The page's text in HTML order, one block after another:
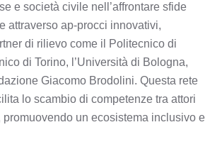
e società civile nell’affrontare sfide
attraverso ap-procci innovativi,
di rilievo come il Politecnico di
di Torino, l’Università di Bologna,
Giacomo Brodolini. Questa rete
lo scambio di competenze tra attori
promuovendo un ecosistema inclusivo e